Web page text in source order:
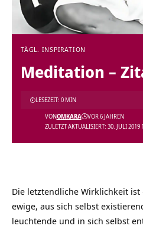
TÄGL. INSPIRATION
Meditation –
ZULETZT AKTUALISIERT: 30. JULI 2019
VONOMKARA VOR 6 JAHREN
LESEZEIT: 0 MIN
Die letztendliche Wirklichkeit
ewige, aus sich selbst
leuchtende und in sich selbst